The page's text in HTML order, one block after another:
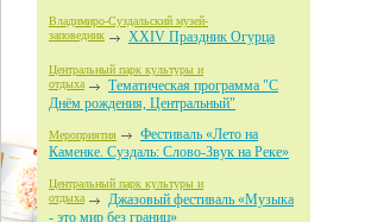
Владимиро-Суздальский музей-
заповедник XXIV Праздник Огурца
Центральный парк культуры и
отдыха
Тематическая программа "С
Днём рождения, Центральный"
Мероприятия
Фестиваль «Лето на
Каменке. Суздаль: Слово-Звук на Реке»
Центральный парк культуры и
отдыха
Джазовый фестиваль «Музыка
- это мир без границ»